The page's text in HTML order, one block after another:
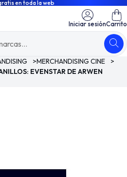
en toda la web
Iniciar sesiónCarrito
>MERCHANDISING CINE
>
EVENSTAR DE ARWEN